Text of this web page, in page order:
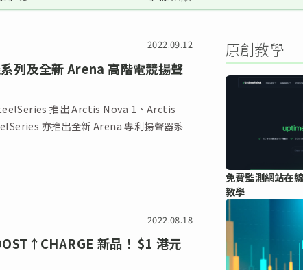
2022.09.12
及全新 Arena 高階電競揚聲
推出 Arctis Nova 1、Arctis
亦推出全新 Arena 專利揚聲器系
2022.08.18
新品！ $1 港元
原創教學
免費監測網站在
教學